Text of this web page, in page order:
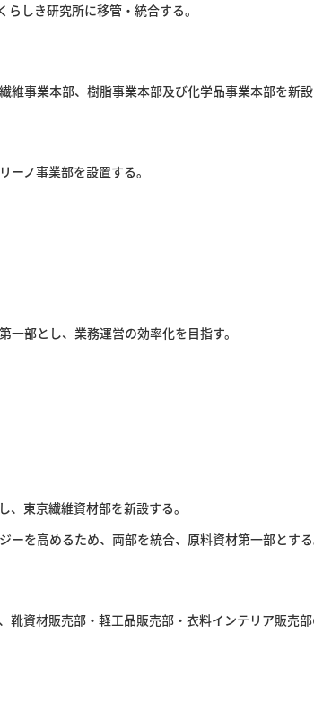
しき研究所に移管・統合する。
維事業本部、樹脂事業本部及び化学品事業本部を新
ノ事業部を設置する。
部とし、業務運営の効率化を目指す。
東京繊維資材部を新設する。
ーを高めるため、両部を統合、原料資材第一部とす
資材販売部・軽工品販売部・衣料インテリア販売